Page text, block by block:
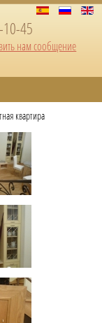
45
нам сообщение
квартира